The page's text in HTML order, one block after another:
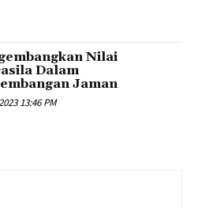
Nilai
Dalam
Jaman
13:46 PM